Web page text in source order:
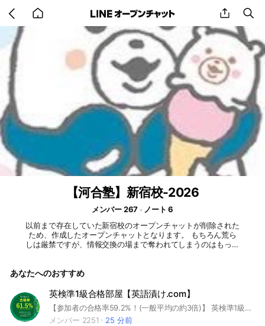
back share
【河合塾】新宿校-2026
メンバー 267
ノート 6
以前まで存在していた新宿校のオープンチャットが削除された
ため、作成したオープンチャットとなります。 もちろん荒ら
しは厳禁ですが、情報交換の場まで奪われてしまうのはもった
情報交換、浪人生同士の高めあう関係性の構築を目的としたオ
あなたへのおすすめ
英検準1級合格部屋【英語漬け.com】
【参加者の合格率59.2%！(一般平均の約3倍)】 英検準1級に出る英単語が毎日届く！ 英検準1級を目指している人、 持ってる人だれでも参加OK! 英語漬けに届く質問＆勉強法を共有します。 ◇質問歓迎です #英検準1級 #英検準1級単語 #英語技能検定準1級 #英検 #英語 #英作文 #単語
メンバー 2251
25 分前